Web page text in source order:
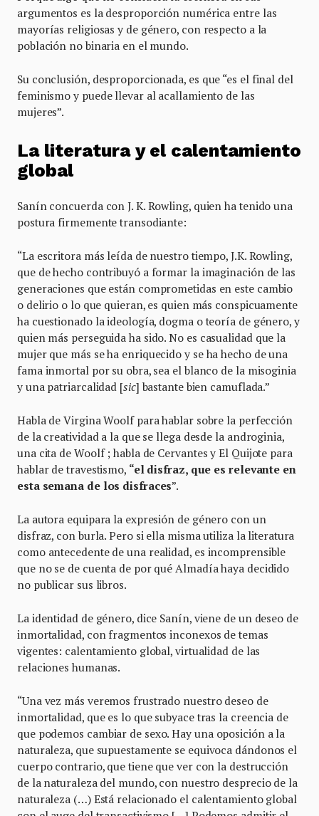
argumentos es la desproporción numérica entre las
mayorías religiosas y de género, con respecto a la
población no binaria en el mundo.
Su conclusión, desproporcionada, es que “es el final del
feminismo y puede llevar al acallamiento de las
mujeres”.
La literatura y el calentamiento
global
Sanín concuerda con J. K. Rowling, quien ha tenido una
postura firmemente transodiante:
“La escritora más leída de nuestro tiempo, J.K. Rowling,
que de hecho contribuyó a formar la imaginación de las
generaciones que están comprometidas en este cambio
o delirio o lo que quieran, es quien más conspicuamente
ha cuestionado la ideología, dogma o teoría de género, y
quien más perseguida ha sido. No es casualidad que la
mujer que más se ha enriquecido y se ha hecho de una
fama inmortal por su obra, sea el blanco de la misoginia
y una patriarcalidad [sic] bastante bien camuflada.”
Habla de Virgina Woolf para hablar sobre la perfección
de la creatividad a la que se llega desde la androginia,
una cita de Woolf ; habla de Cervantes y El Quijote para
hablar de travestismo, “el disfraz, que es relevante en
esta semana de los disfraces”.
La autora equipara la expresión de género con un
disfraz, con burla. Pero si ella misma utiliza la literatura
como antecedente de una realidad, es incomprensible
que no se de cuenta de por qué Almadía haya decidido
no publicar sus libros.
La identidad de género, dice Sanín, viene de un deseo de
inmortalidad, con fragmentos inconexos de temas
vigentes: calentamiento global, virtualidad de las
relaciones humanas.
“Una vez más veremos frustrado nuestro deseo de
inmortalidad, que es lo que subyace tras la creencia de
que podemos cambiar de sexo. Hay una oposición a la
naturaleza, que supuestamente se equivoca dándonos el
cuerpo contrario, que tiene que ver con la destrucción
de la naturaleza del mundo, con nuestro desprecio de la
naturaleza (…) Está relacionado el calentamiento global